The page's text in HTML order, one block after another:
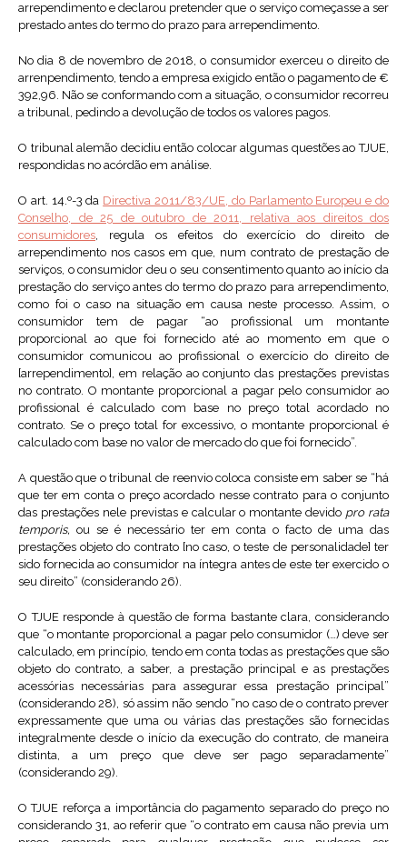
arrependimento e declarou pretender que o serviço começasse a ser
prestado antes do termo do prazo para arrependimento.
No dia 8 de novembro de 2018, o consumidor exerceu o direito de
arrenpendimento, tendo a empresa exigido então o pagamento de €
392,96. Não se conformando com a situação, o consumidor recorreu
a tribunal, pedindo a devolução de todos os valores pagos.
O tribunal alemão decidiu então colocar algumas questões ao TJUE,
respondidas no acórdão em análise.
O art. 14.º-3 da Directiva 2011/83/UE, do Parlamento Europeu e do
Conselho, de 25 de outubro de 2011, relativa aos direitos dos
consumidores, regula os efeitos do exercício do direito de
arrependimento nos casos em que, num contrato de prestação de
serviços, o consumidor deu o seu consentimento quanto ao início da
prestação do serviço antes do termo do prazo para arrependimento,
como foi o caso na situação em causa neste processo. Assim, o
consumidor tem de pagar “ao profissional um montante
proporcional ao que foi fornecido até ao momento em que o
consumidor comunicou ao profissional o exercício do direito de
[arrependimento], em relação ao conjunto das prestações previstas
no contrato. O montante proporcional a pagar pelo consumidor ao
profissional é calculado com base no preço total acordado no
contrato. Se o preço total for excessivo, o montante proporcional é
calculado com base no valor de mercado do que foi fornecido”.
A questão que o tribunal de reenvio coloca consiste em saber se “há
que ter em conta o preço acordado nesse contrato para o conjunto
das prestações nele previstas e calcular o montante devido pro rata
temporis, ou se é necessário ter em conta o facto de uma das
prestações objeto do contrato [no caso, o teste de personalidade] ter
sido fornecida ao consumidor na íntegra antes de este ter exercido o
seu direito” (considerando 26).
O TJUE responde à questão de forma bastante clara, considerando
que “o montante proporcional a pagar pelo consumidor (…) deve ser
calculado, em princípio, tendo em conta todas as prestações que são
objeto do contrato, a saber, a prestação principal e as prestações
acessórias necessárias para assegurar essa prestação principal”
(considerando 28), só assim não sendo “no caso de o contrato prever
expressamente que uma ou várias das prestações são fornecidas
integralmente desde o início da execução do contrato, de maneira
distinta, a um preço que deve ser pago separadamente”
(considerando 29).
O TJUE reforça a importância do pagamento separado do preço no
considerando 31, ao referir que “o contrato em causa não previa um